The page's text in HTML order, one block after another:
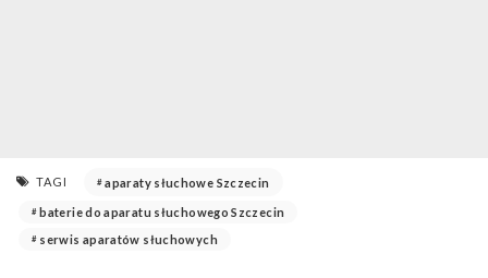
TAGI aparaty słuchowe Szczecin
baterie do aparatu słuchowego Szczecin
serwis aparatów słuchowych